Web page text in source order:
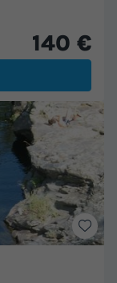
140 €